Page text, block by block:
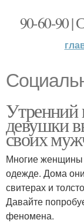
90-60-
Утренний
девушки
своих
Многие женщины
одежде. Дома
свитерах и
Давайте
феномена.